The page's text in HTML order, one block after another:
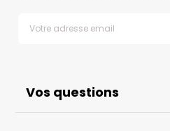
Vos questions